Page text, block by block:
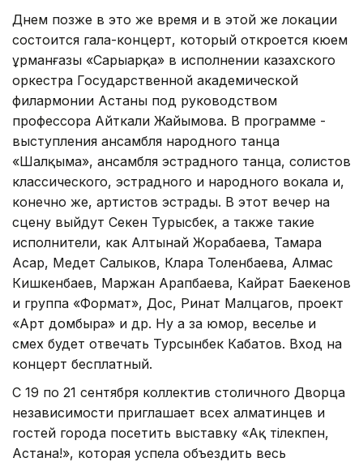
Днем позже в это же время и в этой же локации
состоится гала-концерт, который откроется кюем
Құрманғазы «Сарыарқа» в исполнении казахского
оркестра Государственной академической
филармонии Астаны под руководством
профессора Айткали Жайымова. В программе -
выступления ансамбля народного танца
«Шалқыма», ансамбля эстрадного танца, солистов
классического, эстрадного и народного вокала и,
конечно же, артистов эстрады. В этот вечер на
сцену выйдут Секен Турысбек, а также такие
исполнители, как Алтынай Жорабаева, Тамара
Асар, Медет Салыков, Клара Толенбаева, Алмас
Кишкенбаев, Маржан Арапбаева, Кайрат Баекенов
и группа «Формат», Дос, Ринат Малцагов, проект
«Арт домбыра» и др. Ну а за юмор, веселье и
смех будет отвечать Турсынбек Кабатов. Вход на
концерт бесплатный.
С 19 по 21 сентября коллектив столичного Дворца
независимости приглашает всех алматинцев и
гостей города посетить выставку «Ақ тілекпен,
Астана!», которая успела объездить весь